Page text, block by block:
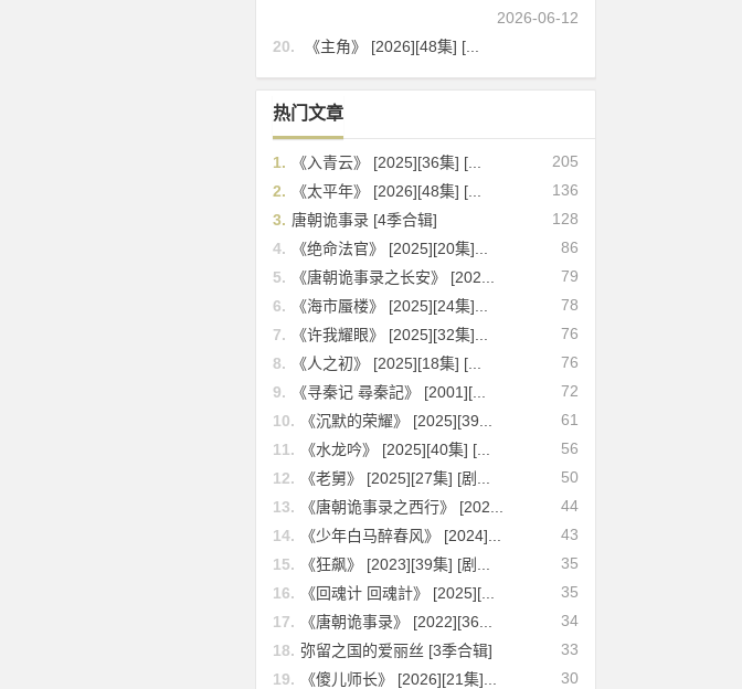
2026-06-12
20.
《主角》 [2026][48集] [...
热门文章
205
1.
《入青云》 [2025][36集] [...
136
2.
《太平年》 [2026][48集] [...
128
3. 唐朝诡事录 [4季合辑]
86
4.
《绝命法官》 [2025][20集]...
79
5.
《唐朝诡事录之长安》 [202...
78
6.
《海市蜃楼》 [2025][24集]...
76
7.
《许我耀眼》 [2025][32集]...
76
8.
《人之初》 [2025][18集] [...
72
9.
《寻秦记 尋秦記》 [2001][...
61
10.
《沉默的荣耀》 [2025][39...
56
11.
《水龙吟》 [2025][40集] [...
50
12.
《老舅》 [2025][27集] [剧...
44
13.
《唐朝诡事录之西行》 [202...
43
14.
《少年白马醉春风》 [2024]...
35
15.
《狂飙》 [2023][39集] [剧...
35
16.
《回魂计 回魂計》 [2025][...
34
17.
《唐朝诡事录》 [2022][36...
33
18. 弥留之国的爱丽丝 [3季合辑]
30
19.
《傻儿师长》 [2026][21集]...